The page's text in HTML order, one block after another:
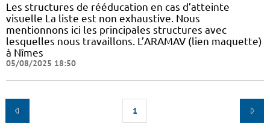
Les structures de rééducation en cas d’atteinte
visuelle La liste est non exhaustive. Nous
mentionnons ici les principales structures avec
lesquelles nous travaillons. L’ARAMAV (lien maquette)
à Nîmes
05/08/2025 18:50
1